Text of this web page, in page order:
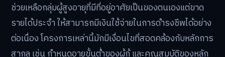
ช่วยเหลือกลุ่มผู้สูงอายุที่มีที่อยู่อาศัยเป็นของตนเองแต่ขาด
รายได้ประจำ ให้สามารถมีเงินใช้จ่ายในการดำรงชีพได้อย่าง
ต่อเนื่อง โครงการเหล่านี้มักมีเงื่อนไขที่สอดคล้องกับหลักการ
สากล เช่น กำหนดอายุขั้นต่ำของผู้กู้ และคุณสมบัติของหลัก